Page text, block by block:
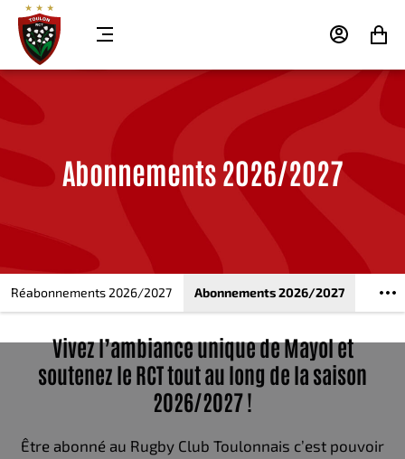
MENU
MON
MON
Abonnements 2026/2027
Réabonnements 2026/2027 Abonnements 2026/2027
Vivez l’ambiance unique de Mayol et
soutenez le RCT tout au long de la saison
2026/2027 !
Être abonné au Rugby Club Toulonnais c’est pouvoir